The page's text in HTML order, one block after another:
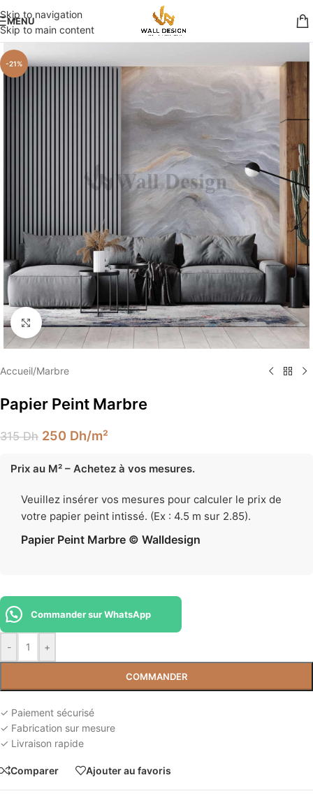
Skip to navigation
Skip to main content
MENU
-21%
Élargir
Accueil/Marbre
Papier Peint Marbre
315Dh 250 Dh/m²
Prix au M² – Achetez à vos mesures.
Veuillez insérer vos mesures pour calculer le prix de
votre papier peint intissé. (Ex : 4.5 m sur 2.85).
Papier Peint Marbre © Walldesign
- +
COMMANDER
Commander sur WhatsApp
✓ Paiement sécurisé
✓ Fabrication sur mesure
✓ Livraison rapide
Comparer Ajouter au favoris